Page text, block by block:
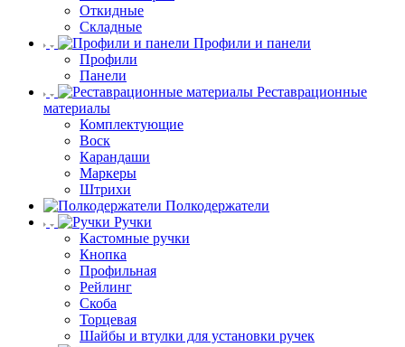
Откидные
Складные
Профили и панели
Профили
Панели
Реставрационные
материалы
Комплектующие
Воск
Карандаши
Маркеры
Штрихи
Полкодержатели
Ручки
Кастомные ручки
Кнопка
Профильная
Рейлинг
Скоба
Торцевая
Шайбы и втулки для установки ручек